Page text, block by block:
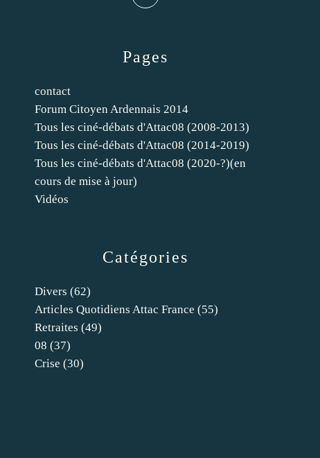
Catégories
Divers (62)
Articles Quotidiens Attac France (55)
Retraites (49)
08 (37)
Crise (30)
Pages
contact
Forum Citoyen Ardennais 2014
Tous les ciné-débats d'Attac08 (2008-2013)
Tous les ciné-débats d'Attac08 (2014-2019)
Tous les ciné-débats d'Attac08 (2020-?)(en
cours de mise à jour)
Vidéos